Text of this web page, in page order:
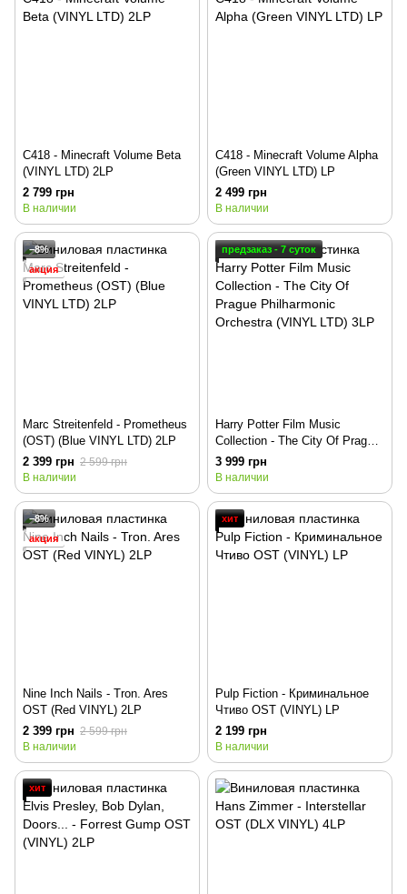
C418 - Minecraft Volume Beta
(VINYL LTD) 2LP
2 799 грн
В наличии
C418 - Minecraft Volume Alpha
(Green VINYL LTD) LP
2 499 грн
В наличии
−8%
акция
Marc Streitenfeld - Prometheus
(OST) (Blue VINYL LTD) 2LP
2 399 грн 2 599 грн
В наличии
предзаказ - 7 суток
Harry Potter Film Music
Collection - The City Of Prague
Philharmonic Orchestra (VINYL
LTD) 3LP
3 999 грн
В наличии
−8%
акция
Nine Inch Nails - Tron. Ares
OST (Red VINYL) 2LP
2 399 грн 2 599 грн
В наличии
хит
Pulp Fiction - Криминальное
Чтиво OST (VINYL) LP
2 199 грн
В наличии
хит